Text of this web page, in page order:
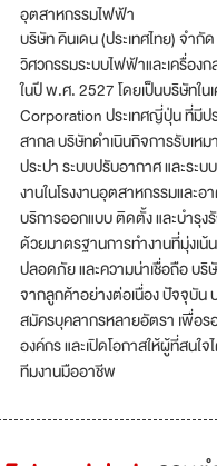
อุตสาหกรรมไฟฟ้า
บริษัท คินเดน (ประเทศไทย) จำ
วิศวกรรมระบบไฟฟ้าและเครื่อง
ในปี พ.ศ. 2527 โดยเป็นบริษัทใน
Corporation ประเทศญี่ปุ่น ที่มีป
สากล บริษัทดำเนินกิจการรับเห
ประปา ระบบปรับอากาศ และระ
งานในโรงงานอุตสาหกรรมและ
บริการออกแบบ ติดตั้ง และบำรุง
ด้วยมาตรฐานการทำงานที่มุ่งเ
ปลอดภัย และความน่าเชื่อถือ บริ
จากลูกค้าอย่างต่อเนื่อง ปัจจุบัน
สมัครบุคลากรหลายอัตรา เพื่อร
องค์กร และเปิดโอกาสให้ผู้ที่สนใ
ทีมงานมืออาชีพ